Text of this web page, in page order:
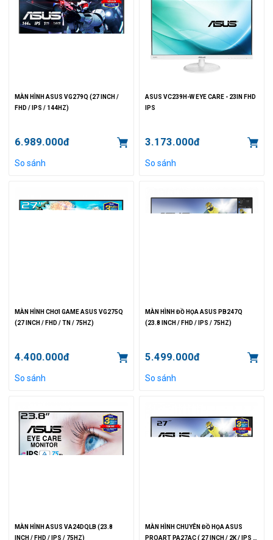
MÀN HÌNH ASUS VG279Q (27 INCH /
FHD / IPS / 144HZ)
6.989.000đ
So sánh
ASUS VC239H-W EYE CARE - 23IN FHD
IPS
3.173.000đ
So sánh
MÀN HÌNH CHƠI GAME ASUS VG275Q
(27 INCH / FHD / TN / 75HZ)
4.400.000đ
So sánh
MÀN HÌNH ĐỒ HỌA ASUS PB247Q
(23.8 INCH / FHD / IPS / 75HZ)
5.499.000đ
So sánh
MÀN HÌNH ASUS VA24DQLB (23.8
INCH / FHD / IPS / 75HZ)
MÀN HÌNH CHUYÊN ĐỒ HỌA ASUS
PROART PA27AC ( 27 INCH / 2K / IPS /